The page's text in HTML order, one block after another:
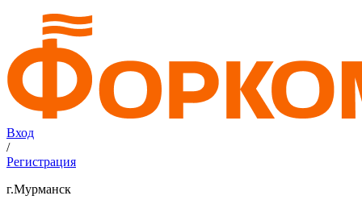
Вход
/
Регистрация
г.Мурманск